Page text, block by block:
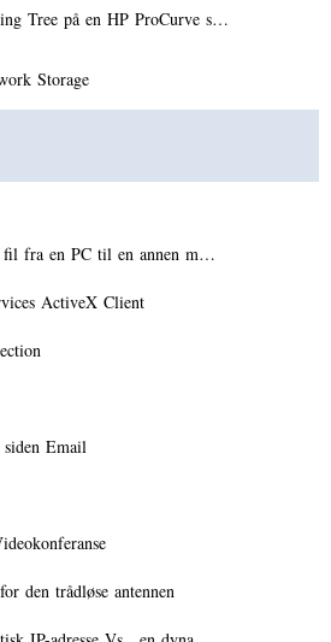
Tree på en HP ProCurve s…
Storage
fil fra en PC til en annen m…
ActiveX Client
Email
den trådløse antennen